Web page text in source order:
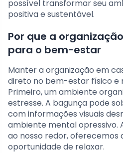
possível transformar seu
positiva e sustentável.
Por que a
para o bem-estar
Manter a organização em
direto no bem-estar físico e
Primeiro, um ambiente
estresse. A bagunça pode
com informações visuais
ambiente mental opressivo.
ao nosso redor, oferecemos
oportunidade de relaxar.